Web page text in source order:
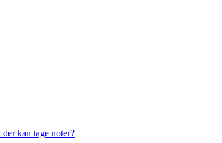
kan tage noter?